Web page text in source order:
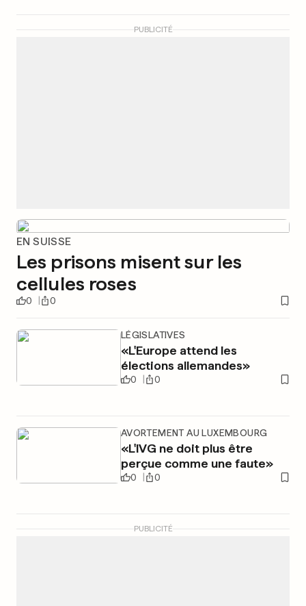
PUBLICITÉ
EN SUISSE
Les prisons misent sur les
cellules roses
0 0
LÉGISLATIVES
«L'Europe attend les
élections allemandes»
0 0
AVORTEMENT AU LUXEMBOURG
«L'IVG ne doit plus être
perçue comme une faute»
0 0
PUBLICITÉ